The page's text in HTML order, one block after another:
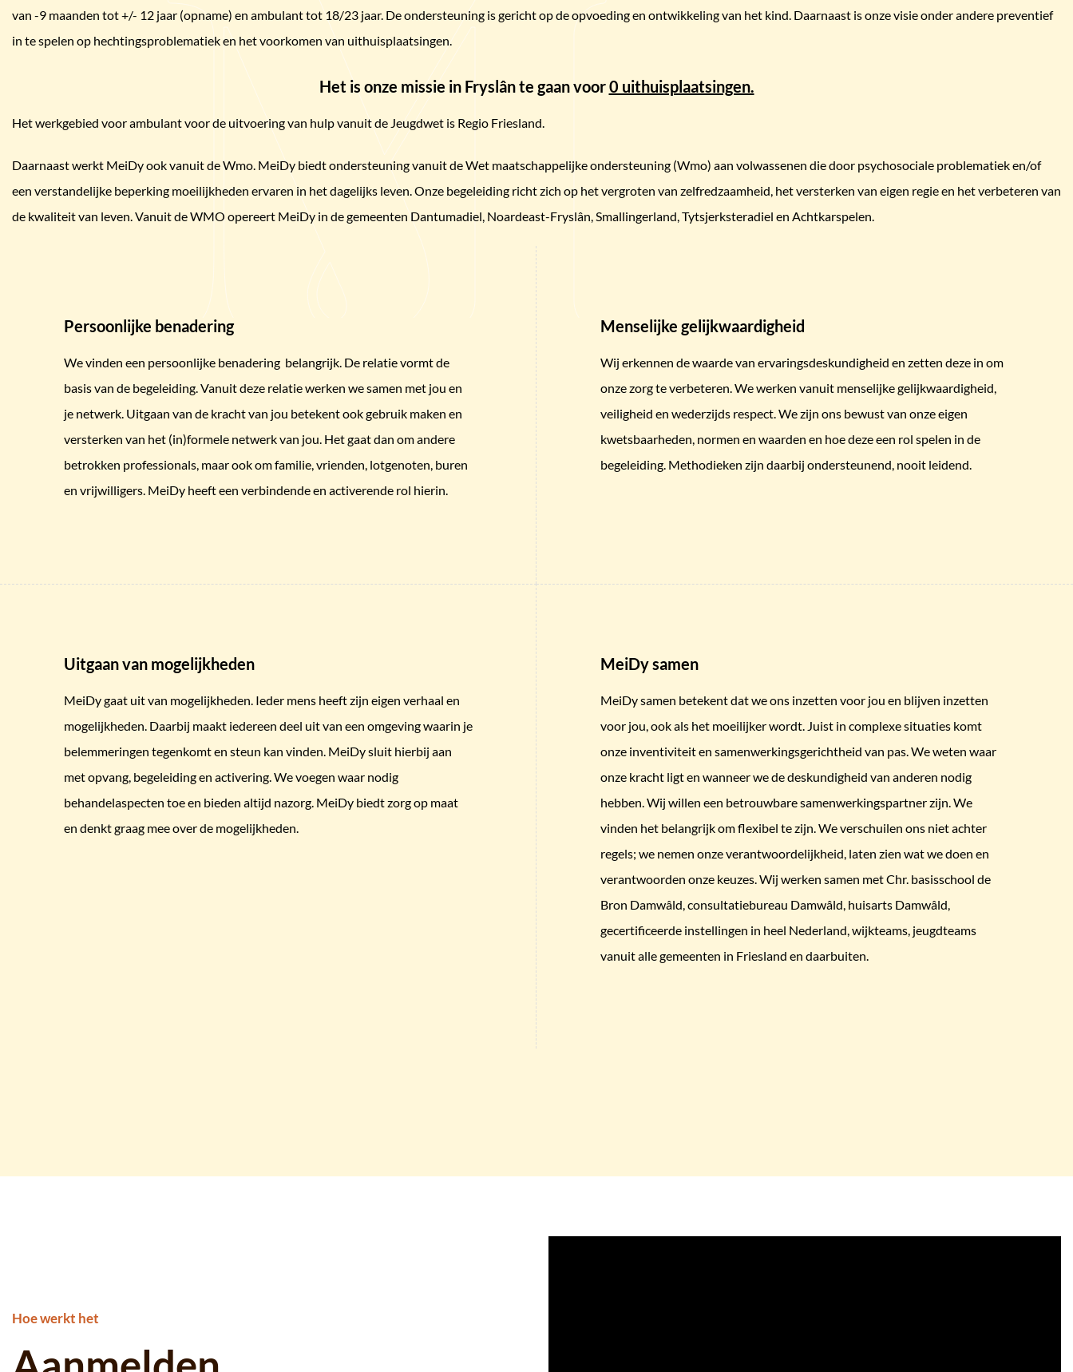
van -9 maanden tot +/- 12 jaar (opname) en ambulant tot 18/23 jaar. De ondersteuning is gericht op de opvoeding en ontwikkeling van het kind. Daarnaast is onze visie onder andere preventief
in te spelen op hechtingsproblematiek en het voorkomen van uithuisplaatsingen.
Het is onze missie in Fryslân te gaan voor0 uithuisplaatsingen.
Het werkgebied voor ambulant voor de uitvoering van hulp vanuit de Jeugdwet is Regio Friesland.
Daarnaast werkt MeiDy ook vanuit de Wmo. MeiDy biedt ondersteuning vanuit de Wet maatschappelijke ondersteuning (Wmo) aan volwassenen die door psychosociale problematiek en/of
een verstandelijke beperking moeilijkheden ervaren in het dagelijks leven. Onze begeleiding richt zich op het vergroten van zelfredzaamheid, het versterken van eigen regie en het verbeteren van
de kwaliteit van leven. Vanuit de WMO opereert MeiDy in de gemeenten Dantumadiel, Noardeast-Fryslân, Smallingerland, Tytsjerksteradiel en Achtkarspelen.
Persoonlijke benadering
We vinden een persoonlijke benadering belangrijk. De relatie vormt de
basis van de begeleiding. Vanuit deze relatie werken we samen met jou en
je netwerk. Uitgaan van de kracht van jou betekent ook gebruik maken en
versterken van het (in)formele netwerk van jou. Het gaat dan om andere
betrokken professionals, maar ook om familie, vrienden, lotgenoten, buren
en vrijwilligers. MeiDy heeft een verbindende en activerende rol hierin.
Menselijke gelijkwaardigheid
Wij erkennen de waarde van ervaringsdeskundigheid en zetten deze in om
onze zorg te verbeteren. We werken vanuit menselijke gelijkwaardigheid,
veiligheid en wederzijds respect. We zijn ons bewust van onze eigen
kwetsbaarheden, normen en waarden en hoe deze een rol spelen in de
begeleiding. Methodieken zijn daarbij ondersteunend, nooit leidend.
Uitgaan van mogelijkheden
MeiDy gaat uit van mogelijkheden. Ieder mens heeft zijn eigen verhaal en
mogelijkheden. Daarbij maakt iedereen deel uit van een omgeving waarin je
belemmeringen tegenkomt en steun kan vinden. MeiDy sluit hierbij aan
met opvang, begeleiding en activering. We voegen waar nodig
behandelaspecten toe en bieden altijd nazorg. MeiDy biedt zorg op maat
en denkt graag mee over de mogelijkheden.
MeiDy samen
MeiDy samen betekent dat we ons inzetten voor jou en blijven inzetten
voor jou, ook als het moeilijker wordt. Juist in complexe situaties komt
onze inventiviteit en samenwerkingsgerichtheid van pas. We weten waar
onze kracht ligt en wanneer we de deskundigheid van anderen nodig
hebben. Wij willen een betrouwbare samenwerkingspartner zijn. We
vinden het belangrijk om flexibel te zijn. We verschuilen ons niet achter
regels; we nemen onze verantwoordelijkheid, laten zien wat we doen en
verantwoorden onze keuzes. Wij werken samen met Chr. basisschool de
Bron Damwâld, consultatiebureau Damwâld, huisarts Damwâld,
gecertificeerde instellingen in heel Nederland, wijkteams, jeugdteams
vanuit alle gemeenten in Friesland en daarbuiten.
Hoe werkt het